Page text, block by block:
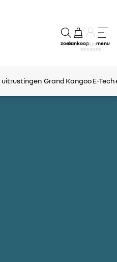
zoekaankoopmijn
account
menu
uitrustingen Grand Kangoo E-